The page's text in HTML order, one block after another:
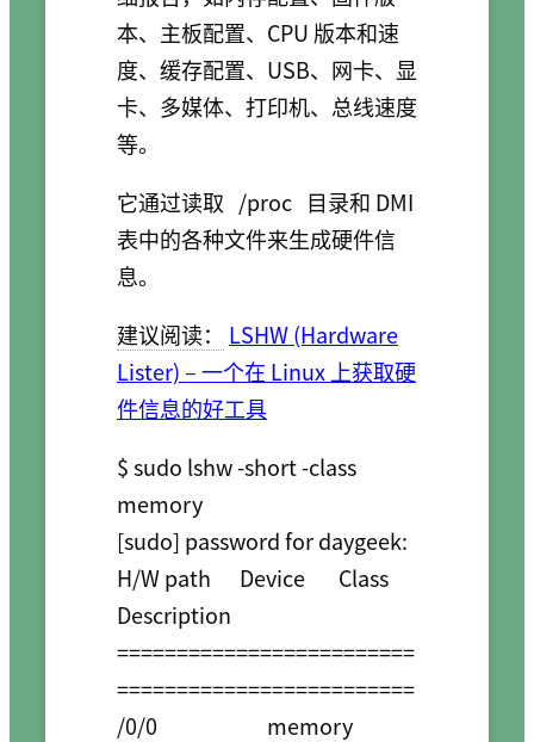
本、主板配置、CPU 版本和速
度、缓存配置、USB、网卡、显
卡、多媒体、打印机、总线速度
等。
它通过读取 /proc 目录和 DMI
表中的各种文件来生成硬件信
息。
建议阅读：
LSHW (Hardware
Lister) – 一个在 Linux 上获取硬
件信息的好工具
$ sudo lshw -short -class
memory
[sudo] password for daygeek:
H/W path      Device       Class
Description
=========================
=========================
/0/0                       memory